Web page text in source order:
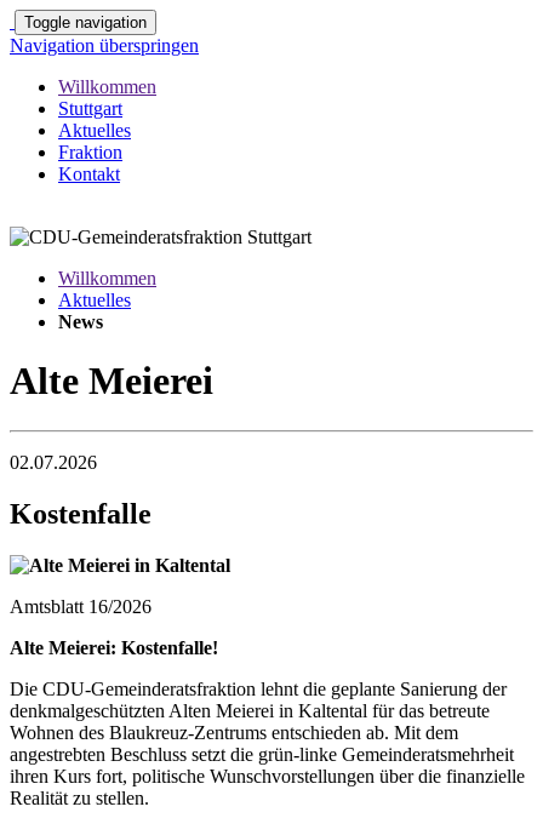
Toggle navigation
Navigation überspringen
Willkommen
Stuttgart
Aktuelles
Fraktion
Kontakt
Willkommen
Aktuelles
News
Alte Meierei
02.07.2026
Kostenfalle
Amtsblatt 16/2026
Alte Meierei: Kostenfalle!
Die CDU-Gemeinderatsfraktion lehnt die geplante Sanierung der
denkmalgeschützten Alten Meierei in Kaltental für das betreute
Wohnen des Blaukreuz-Zentrums entschieden ab. Mit dem
angestrebten Beschluss setzt die grün-linke Gemeinderatsmehrheit
ihren Kurs fort, politische Wunschvorstellungen über die finanzielle
Realität zu stellen.